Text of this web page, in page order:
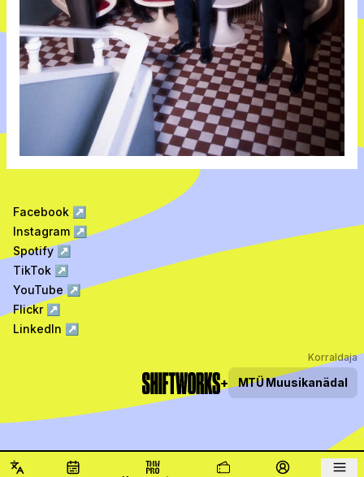
Facebook ↗
Instagram ↗
Spotify↗
TikTok ↗
YouTube ↗
Flickr↗
LinkedIn ↗
Korraldaja
+ MTÜMuusikanädal